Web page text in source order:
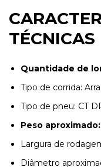
TÉCNICAS
Quantidade de
Tipo de corrida:
Tipo de pneu: CT
Peso aproximado:
Largura de
Diâmetro